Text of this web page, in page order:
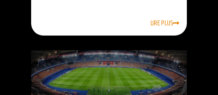
LIRE PLUS